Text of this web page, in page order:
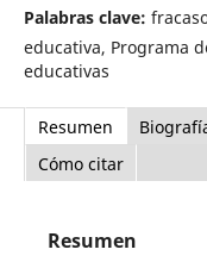
Palabras clave:
educativa, Programa
educativas
Resumen
Cómo citar
Resumen